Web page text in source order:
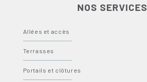
NOS SERVICES
Allées et accès
Terrasses
Portails et clôtures